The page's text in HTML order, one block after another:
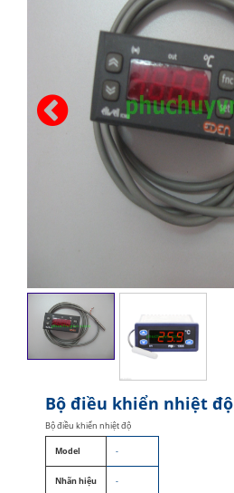
Bộ điều khiển nhiệt độ
Bộ điều khiển nhiệt độ
Model -
Nhãn hiệu -